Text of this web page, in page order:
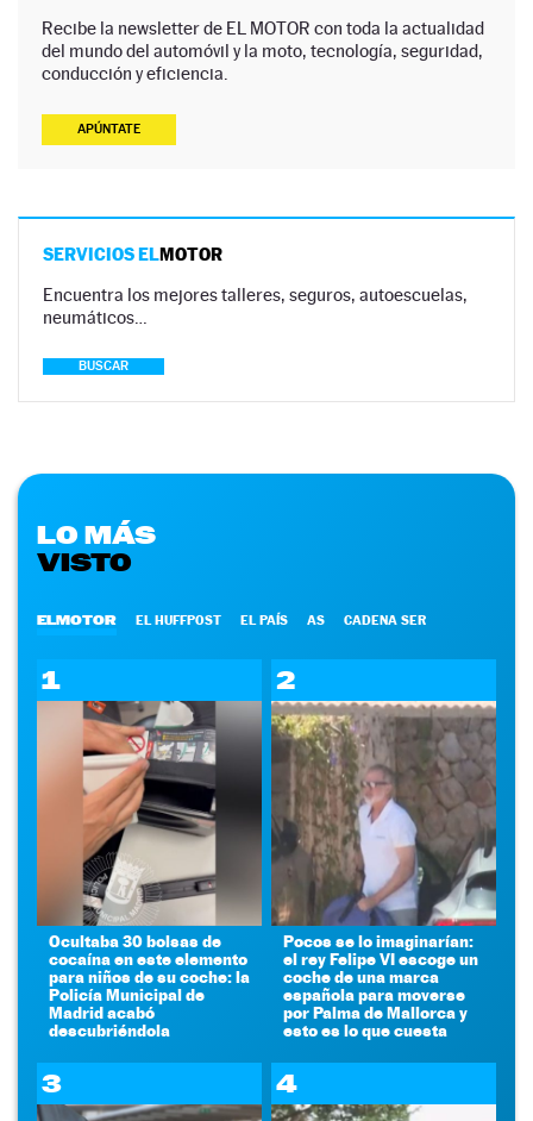
Recibe la newsletter de EL MOTOR con toda la actualidad
del mundo del automóvil y la moto, tecnología, seguridad,
conducción y eficiencia.
APÚNTATE
SERVICIOS ELMOTOR
Encuentra los mejores talleres, seguros, autoescuelas,
neumáticos…
BUSCAR
LO MÁS
VISTO
ELMOTOR EL HUFFPOST EL PAÍS AS CADENA SER
1
Ocultaba 30 bolsas de
cocaína en este elemento
para niños de su coche: la
Policía Municipal de
Madrid acabó
descubriéndola
2
Pocos se lo imaginarían:
el rey Felipe VI escoge un
coche de una marca
española para moverse
por Palma de Mallorca y
esto es lo que cuesta
3 4